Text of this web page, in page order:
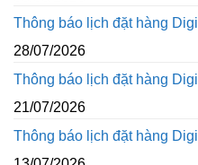
Thông báo lịch đặt hàng
28/07/2026
Thông báo lịch đặt hàng
21/07/2026
Thông báo lịch đặt hàng